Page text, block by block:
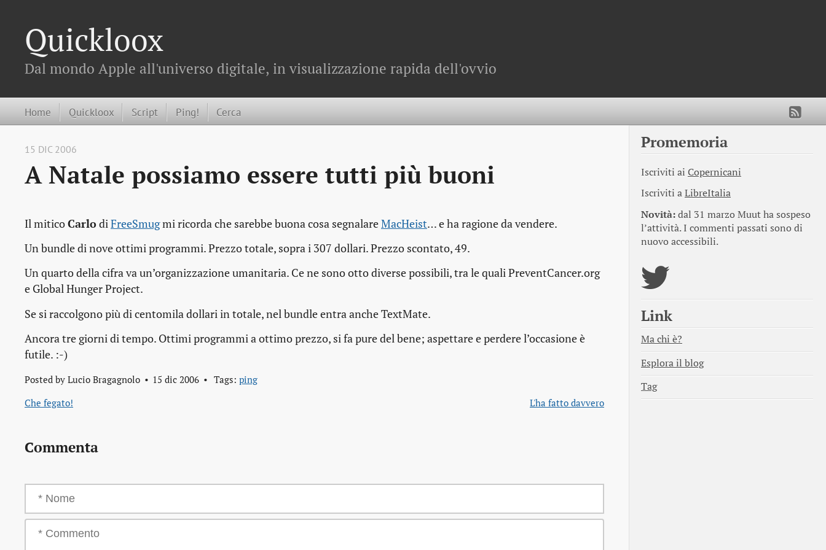
Quickloox
Dal mondo Apple all'universo digitale, in visualizzazione rapida dell'ovvio
Home Quickloox Script Ping! Cerca
15 DIC 2006
A Natale possiamo essere tutti più buoni
Il miticoCarlodiFreeSmugmi ricorda che sarebbe buona cosa segnalareMacHeist… e ha ragione da vendere.
Un bundle di nove ottimi programmi. Prezzo totale, sopra i 307 dollari. Prezzo scontato, 49.
Un quarto della cifra va un’organizzazione umanitaria. Ce ne sono otto diverse possibili, tra le quali PreventCancer.org
e Global Hunger Project.
Se si raccolgono più di centomila dollari in totale, nel bundle entra anche TextMate.
Ancora tre giorni di tempo. Ottimi programmi a ottimo prezzo, si fa pure del bene; aspettare e perdere l’occasione è
futile. :-)
Posted by Lucio Bragagnolo 15 dic 2006 Tags: ping
Che fegato!
L'ha fatto davvero
Commenta
Promemoria
Iscriviti ai Copernicani
Iscriviti aLibreItalia
Novità:dal 31 marzo Muut ha sospeso
l’attività. I commenti passati sono di
nuovo accessibili.
Link
Ma chi è?
Esplora il blog
Tag